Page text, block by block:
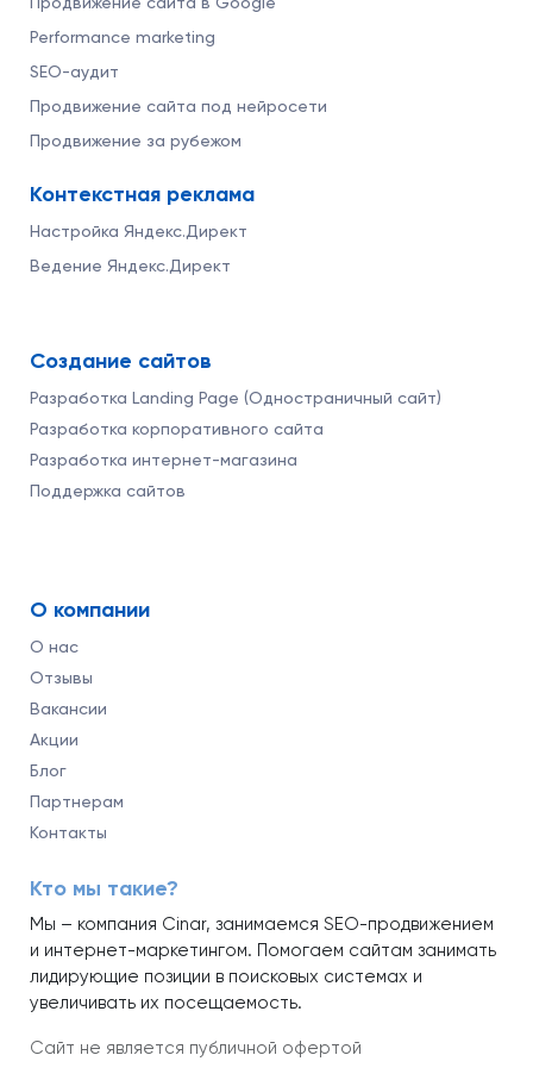
Performance marketing
SEO-аудит
Продвижение сайта под нейросети
Продвижение за рубежом
Контекстная реклама
Настройка Яндекс.Директ
Ведение Яндекс.Директ
Создание сайтов
Разработка Landing Page (Одностраничный сайт)
Разработка корпоративного сайта
Разработка интернет-магазина
Поддержка сайтов
О компании
О нас
Отзывы
Вакансии
Акции
Блог
Партнерам
Контакты
Кто мы такие?
Мы – компания Cinar, занимаемся SEO-продвижением
и интернет-маркетингом. Помогаем сайтам занимать
лидирующие позиции в поисковых системах и
увеличивать их посещаемость.
Сайт не является публичной офертой